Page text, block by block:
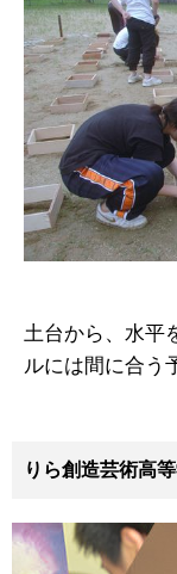
土台から、水平
ルには間に合う
りら創造芸術高